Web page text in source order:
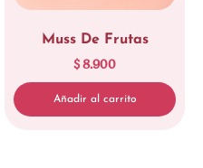
Muss De Frutas
$8.900
Añadir al carrito